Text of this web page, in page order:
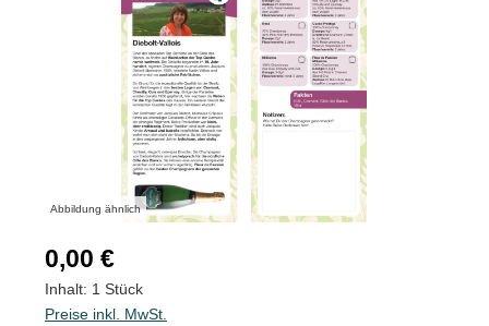
Abbildung ähnlich
Regulärer Preis:
0,00 €
Inhalt: 1 Stück
Preise inkl. MwSt.